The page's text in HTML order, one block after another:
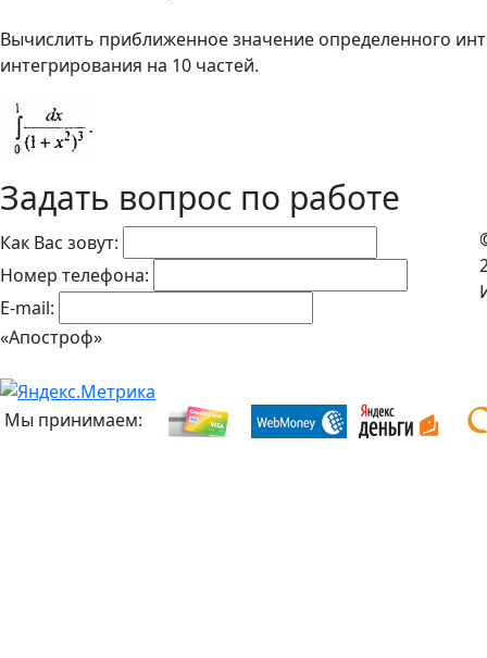
Вычислить приближенное значение определенного
интегрирования на 10 частей.
Задать вопрос по работе
Как Вас зовут:
Номер телефона:
E-mail:
«Апостроф»
Мы принимаем: